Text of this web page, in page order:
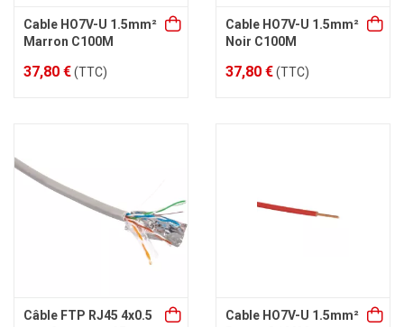
Cable HO7V-U 1.5mm²
Marron C100M
37,80 €(TTC)
Cable HO7V-U 1.5mm²
Noir C100M
37,80 €(TTC)
Câble FTP RJ45 4x0.5
Cable HO7V-U 1.5mm²